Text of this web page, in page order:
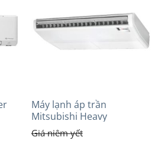
₫ 24.600.000.
Máy lạnh áp trần
Mitsubishi Heavy
FDE140VG (6.0Hp) Cao cấp
– 1 Pha